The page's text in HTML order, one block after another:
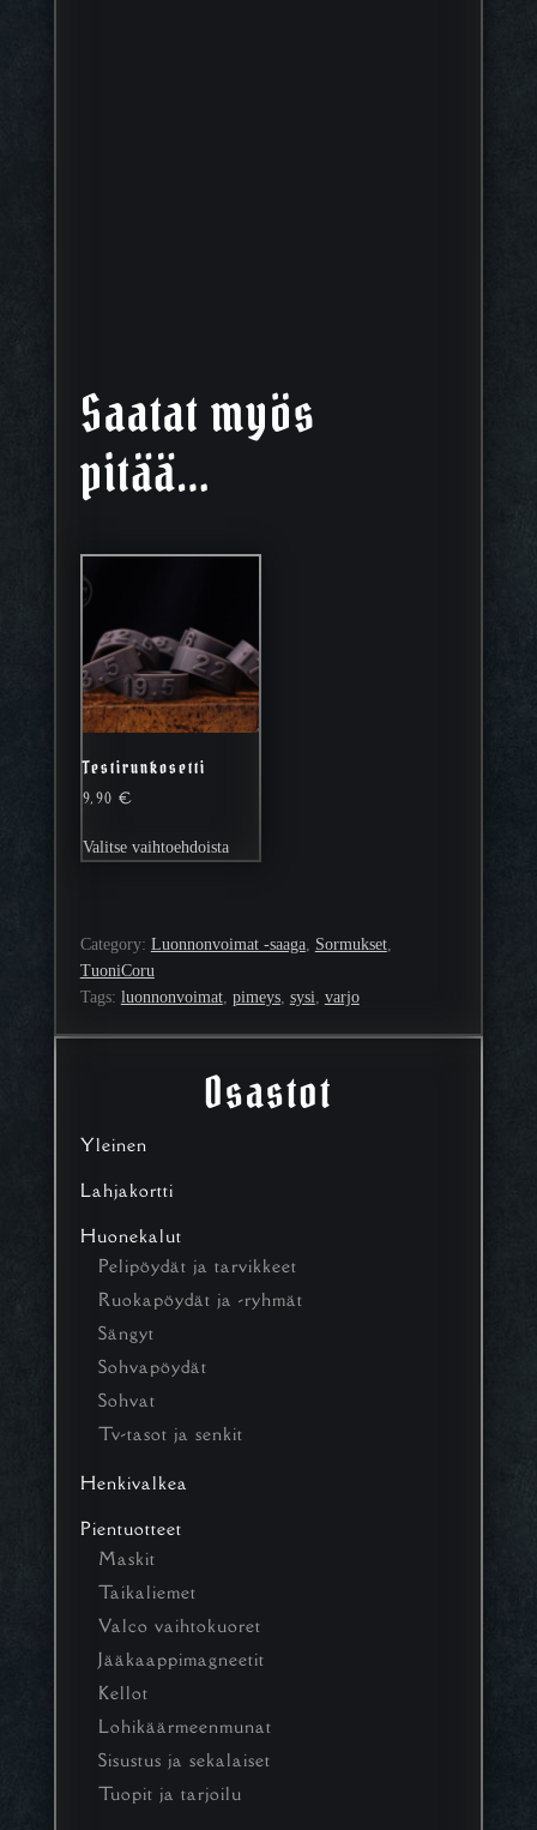
Osastot
Yleinen
Lahjakortti
Huonekalut
Pelipöydät ja tarvikkeet
Ruokapöydät ja -ryhmät
Sängyt
Sohvapöydät
Sohvat
Tv-tasot ja senkit
Henkivalkea
Pientuotteet
Maskit
Taikaliemet
Valco vaihtokuoret
Jääkaappimagneetit
Kellot
Lohikäärmeenmunat
Sisustus ja sekalaiset
Tuopit ja tarjoilu
Saatat myös
pitää…
Testirunkosetti
9,90€
Valitse vaihtoehdoistatuotteella
muunnelma.
tehdä
valinnat
tuotteen
Category: Luonnonvoimat -saaga, Sormukset
TuoniCoru
Tags: luonnonvoimat, pimeys, sysi, varjo